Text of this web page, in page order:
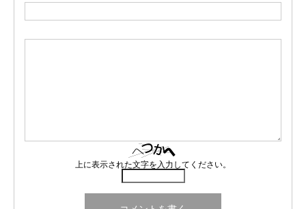
上に表示された文字を入力してください。